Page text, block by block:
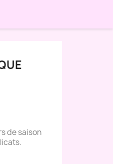
de saison